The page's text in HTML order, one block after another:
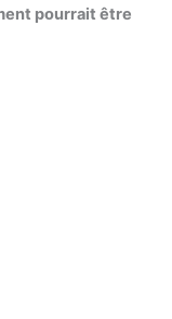
pourrait être